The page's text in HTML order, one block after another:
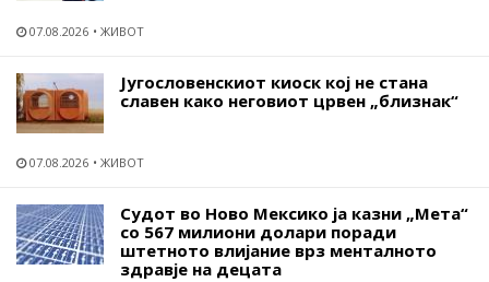
07.08.2026 ЖИВОТ
Југословенскиот киоск кој не стана
славен како неговиот црвен „близнак“
07.08.2026 ЖИВОТ
Судот во Ново Мексико ја казни „Мета“
со 567 милиони долари поради
штетното влијание врз менталното
здравје на децата